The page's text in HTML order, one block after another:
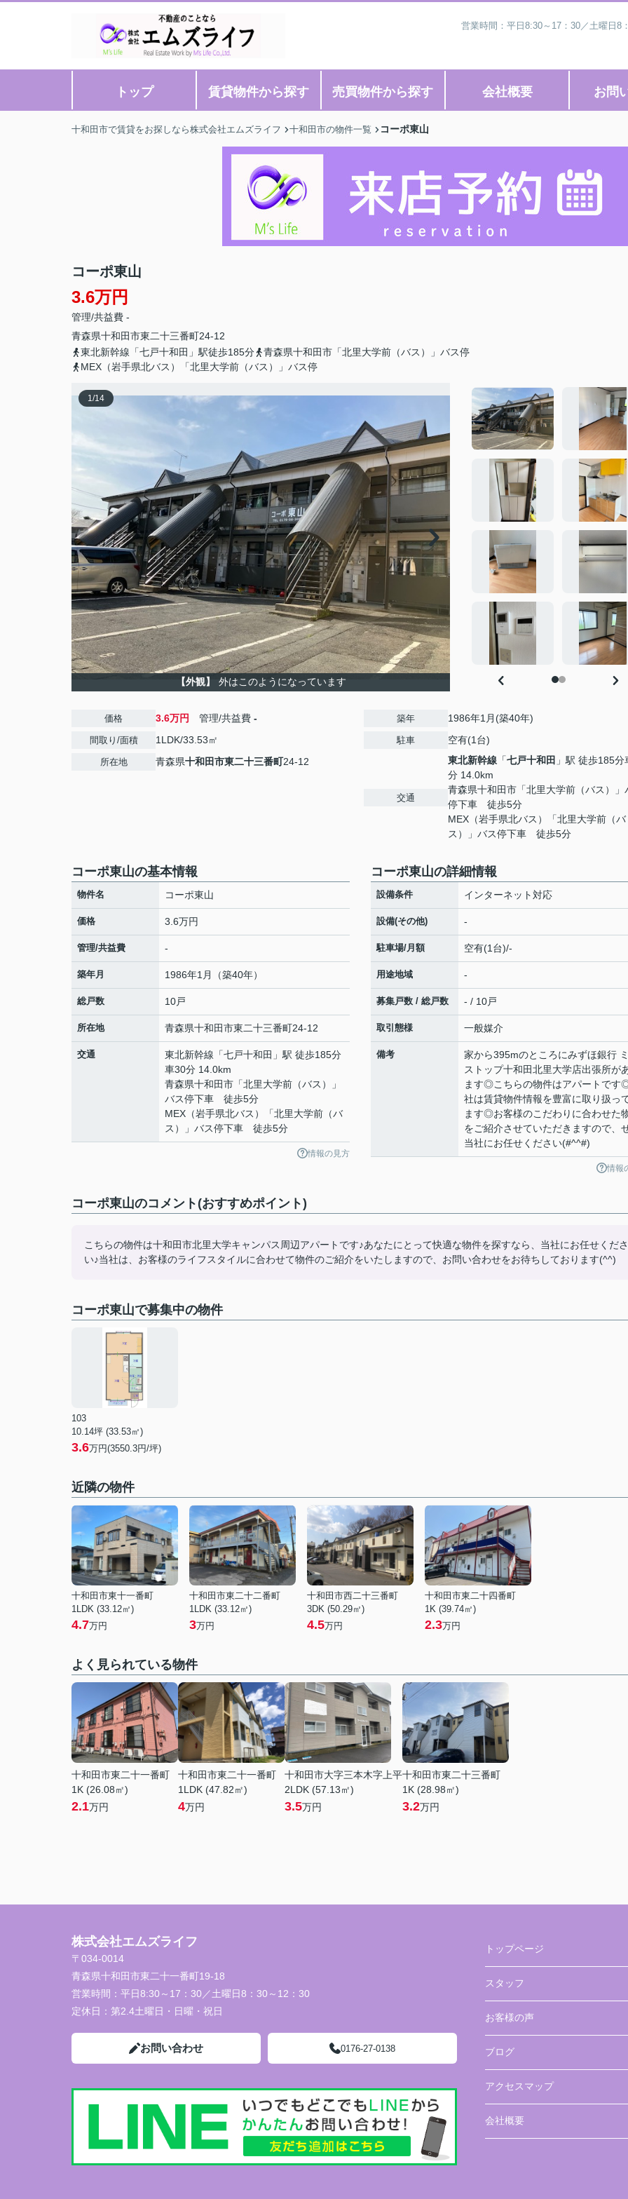
営業時間：平日8:30～17：30／土曜日
トップ 賃貸物件から探す 売買物件から探す 会社概要 お問
十和田市で賃貸をお探しなら株式会社エムズライフ 十和田市の物件一覧 コーポ東山
コーポ東山
3.6万円
管理/共益費 -
青森県十和田市東二十三番町24-12
東北新幹線「七戸十和田」駅徒歩185分
青森県十和田市「北里大学前（バス）」バス停
MEX（岩手県北バス）「北里大学前（バス）」バス停
1/14
【外観】 外はこのようになっています
価格 3.6万円 管理/共益費 -
間取り/面積 1LDK/33.53㎡
所在地 青森県十和田市東二十三番町24-12
築年 1986年1月(築40年)
駐車 空有(1台)
交通
東北新幹線 「七戸十和田 」駅 徒歩185分
分 14.0km
青森県十和田市「北里大学前（バス）」
停下車 徒歩5分
MEX（岩手県北バス）「北里大学前（バ
ス）」バス停下車 徒歩5分
コーポ東山の基本情報
物件名 コーポ東山
価格 3.6万円
管理/共益費 -
築年月 1986年1月（築40年）
総戸数 10戸
所在地 青森県十和田市東二十三番町24-12
交通 東北新幹線 「七戸十和田 」駅 徒歩185分
車30分 14.0km
青森県十和田市「北里大学前（バス）」
バス停下車 徒歩5分
MEX（岩手県北バス）「北里大学前（バ
ス）」バス停下車 徒歩5分
情報の見方
コーポ東山の詳細情報
設備条件 インターネット対応
設備(その他) -
駐車場/月額 空有(1台)/-
用途地域 -
募集戸数 / 総戸数 - / 10戸
取引態様 一般媒介
備考
家から395mのところにみずほ銀行
ストップ十和田北里大学店出張所が
ます◎こちらの物件はアパートです
社は賃貸物件情報を豊富に取り扱っ
ます◎お客様のこだわりに合わせた
をご紹介させていただきますので、
当社にお任せください(#^^#)
情報
コーポ東山のコメント(おすすめポイント)
こちらの物件は十和田市北里大学キャンパス周辺アパートです♪あなたにとって快適な物件を探すなら、当社にお任せくださ
い♪当社は、お客様のライフスタイルに合わせて物件のご紹介をいたしますので、お問い合わせをお待ちしております(^^)
コーポ東山で募集中の物件
103
10.14坪 (33.53㎡)
3.6万円(3550.3円/坪)
近隣の物件
十和田市東十一番町
1LDK (33.12㎡)
4.7万円
十和田市東二十二番町
1LDK (33.12㎡)
3万円
十和田市西二十三番町
3DK (50.29㎡)
4.5万円
十和田市東二十四番町
1K (39.74㎡)
2.3万円
よく見られている物件
十和田市東二十一番町
1K (26.08㎡)
2.1万円
十和田市東二十一番町
1LDK (47.82㎡)
4万円
十和田市大字三本木字上平
2LDK (57.13㎡)
3.5万円
十和田市東二十三番町
1K (28.98㎡)
3.2万円
株式会社エムズライフ
〒034-0014
青森県十和田市東二十一番町19-18
営業時間： 平日8:30～17：30／土曜日8：30～12：30
定休日： 第2.4土曜日・日曜・祝日
お問い合わせ 0176-27-0138
トップページ
スタッフ
お客様の声
ブログ
アクセスマップ
会社概要